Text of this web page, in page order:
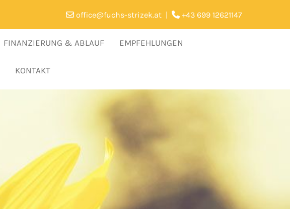
 office@fuchs-strizek.at|  +43 699 12621147
FINANZIERUNG & ABLAUF EMPFEHLUNGEN
KONTAKT